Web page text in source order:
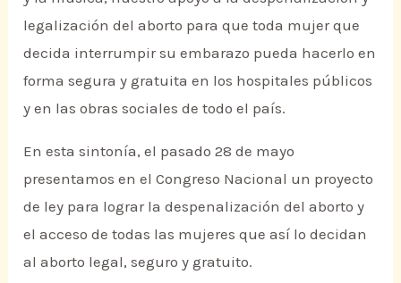
legalización del aborto para que toda mujer que
decida interrumpir su embarazo pueda hacerlo en
forma segura y gratuita en los hospitales públicos
y en las obras sociales de todo el país.
En esta sintonía, el pasado 28 de mayo
presentamos en el Congreso Nacional un proyecto
de ley para lograr la despenalización del aborto y
el acceso de todas las mujeres que así lo decidan
al aborto legal, seguro y gratuito.